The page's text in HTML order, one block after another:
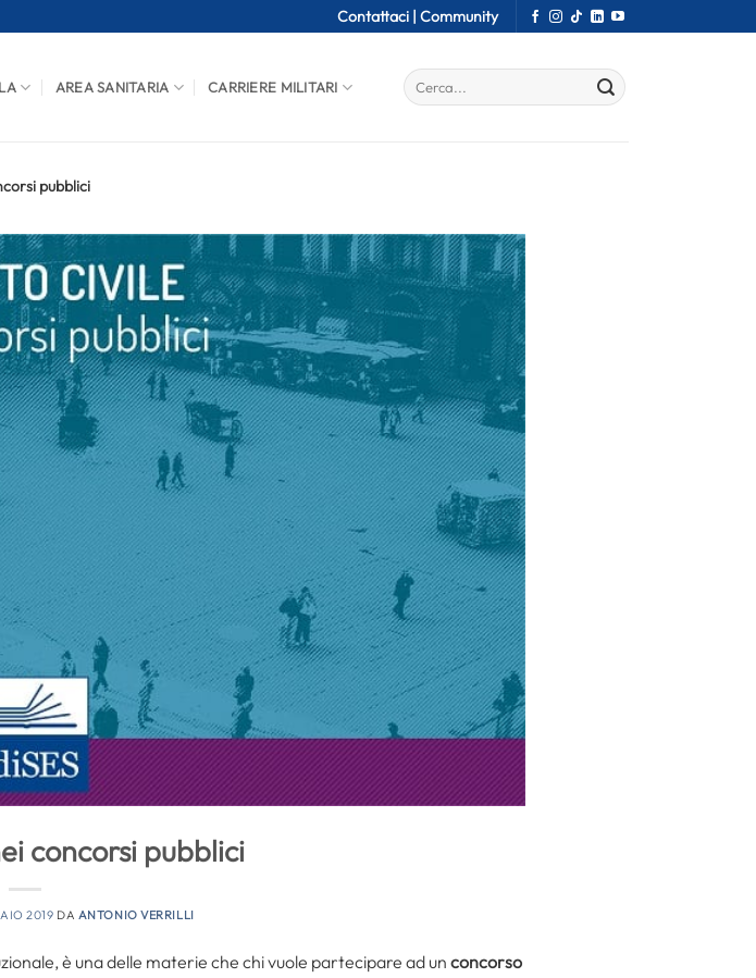
Contattaci | Community
AREA SANITARIA CARRIERE MILITARI
pubblici
concorsi pubblici
2019 DA ANTONIO VERRILLI
è una delle materie che chi vuole partecipare ad unconcorso